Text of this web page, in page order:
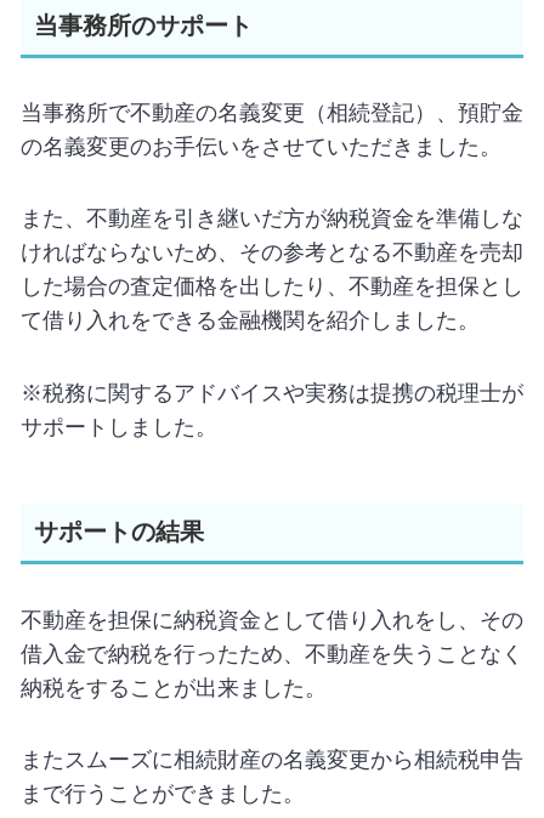
当事務所のサポート
当事務所で不動産の名義変更（相続登記）、預貯金
の名義変更のお手伝いをさせていただきました。
また、不動産を引き継いだ方が納税資金を準備しな
ければならないため、その参考となる不動産を売却
した場合の査定価格を出したり、不動産を担保とし
て借り入れをできる金融機関を紹介しました。
※税務に関するアドバイスや実務は提携の税理士が
サポートしました。
サポートの結果
不動産を担保に納税資金として借り入れをし、その
借入金で納税を行ったため、不動産を失うことなく
納税をすることが出来ました。
またスムーズに相続財産の名義変更から相続税申告
まで行うことができました。